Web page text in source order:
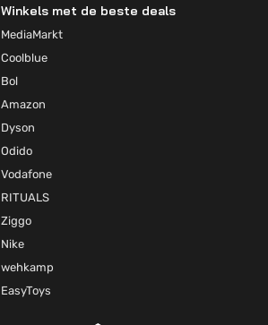
Winkels met de beste deals
MediaMarkt
Coolblue
Bol
Amazon
Dyson
Odido
Vodafone
RITUALS
Ziggo
Nike
wehkamp
EasyToys